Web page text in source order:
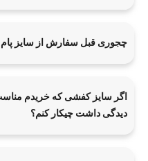
چجوری قبل سفارش از سایز
اگر سایز کفشی که خریدم
دیدگی داشت چیکار کنم؟